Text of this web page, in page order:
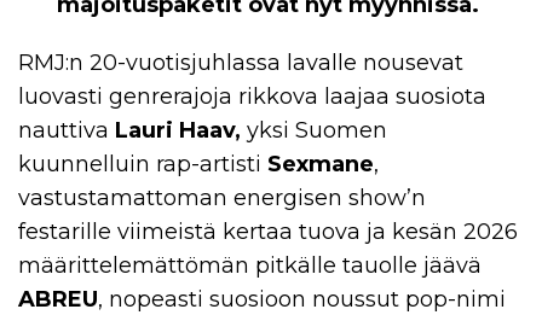
RMJ:n 20-vuotisjuhlassa lavalle nousevat
luovasti genrerajoja rikkova laajaa suosiota
nauttiva Lauri Haav, yksi Suomen
kuunnelluin rap-artisti Sexmane,
vastustamattoman energisen show’n
festarille viimeistä kertaa tuova ja kesän 2026
määrittelemättömän pitkälle tauolle jäävä
ABREU, nopeasti suosioon noussut pop-nimi